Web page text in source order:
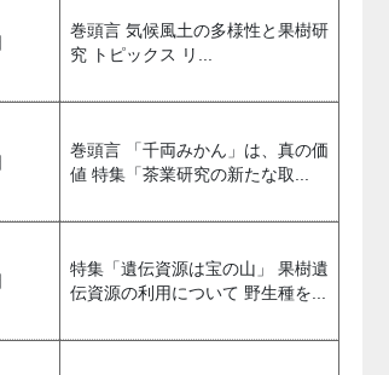
巻頭言 気候風土の多様性と果樹研
究 トピックス リ...
巻頭言 「千両みかん」は、真の価
値 特集「茶業研究の新たな取...
特集「遺伝資源は宝の山」 果樹遺
伝資源の利用について 野生種を...